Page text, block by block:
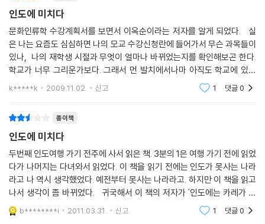
21세기인 오늘날, 금은 인도 최고의 유동성 자산이다. 인도는 해마다 세계
금의 20~30퍼센트를 사들인다. 2001년에는 840톤을 소비했고 2005
년에는 850톤을 사들였다. 무굴 제국을 여행한 유럽의 한 여행가는 농촌
여성이 금 목걸이를 하고 들판으로 일하러 나가는 모습을 보고 놀라움을
금치 못했다. 무굴의 부자들이 음식을 은그릇과 금으로 만든 그릇에 담아
먹는 장면도 목격했다.
고대로부터 지금까지 이와 같은 거대한 규모의 부를 소유하고 있는 인도는
그 때문에 이민족을 유혹하고 침입과 정복을 부르는 불행한 역사를 반복해
왔다. 그리고 이 책은 이러한 인도의 부에 주목한다. 여기에 등장하는 인물
들은 기원전 4세기부터 기원후 20세기까지의 인물들이다. 그들 또한 인도
의 부에 주목했다. 그리고 황금·다이아몬드·노예·후추 등 인도가 갖고 있는
자산들은 인도에 끊임없는 약탈의 역사를 선사했다. 이 책을 읽는 독자들
은 등장인물과 함께 인도로 여행을 떠나면서 인도가 갖고 있던 부의 규모
에 대해, 그들에게 남은 상처뿐인 역사에 대해 알게 될 것이다.
인도에 미치다
문화인류학 수강계획서를 보면서 이옥순이라는 저자를 알게 되었다. 실
은 나는 요즘도 심심하면 나의 모교 수강신청란에 들어가서 무슨 과목들이
있나, 나의 재학생 시절과 무엇이 얼마나 바뀌었는지를 확인해보곤 한다.
학교가 너무 그리운가보다. 그래서 먼 발치에서나마 아직도 학교에 있는
복받은 사람들을 부러워하면서 그네들의 생활에 무한한 호기심을 가지
k*****k 2009.11.02. 신고 1 댓글0
종이책
인도에 미치다
두번째 인도여행 가기 전주에 사서 읽은 책. 3분의 1은 여행 가기 전에 읽었
다가 나머지는 다녀와서 읽었다. 이 책을 읽기 전에는 인도가 못사는 나라
라고 나 역시 생각했었다. 예전부터 못사는 나라라고. 하지만 이 책을 읽고
나서 생각이 좀 바뀌었다. 귀국해서 이 책의 저자가 '인도에는 카레가 없
다' 저자와 같다는 것을 알고 놀랐다. 문체가 꽤 달랐기 때문이다. 전에도
b********i 2011.03.31. 신고 1 댓글0